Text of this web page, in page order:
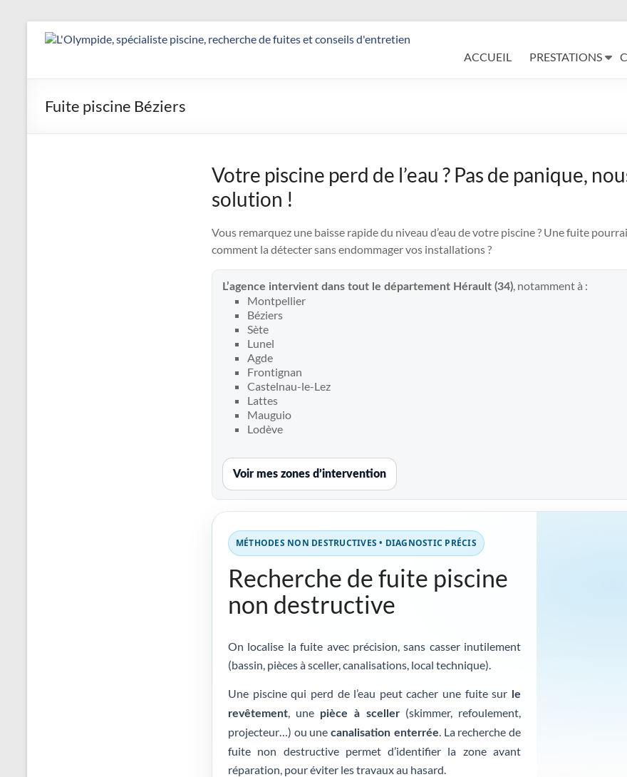
Détection
Réparation
ACCUEIL PRESTATIONS
Fuite piscine Béziers
Votre piscine perd de l’eau ? Pas de panique,
solution !
Vous remarquez une baisse rapide du niveau d’eau de votre piscine ? Une fuite
comment la détecter sans endommager vos installations ?
L’agence intervient dans tout le département Hérault (34), notamment à :
Montpellier
Béziers
Sète
Lunel
Agde
Frontignan
Castelnau-le-Lez
Lattes
Mauguio
Lodève
Voir mes zones d’intervention
MÉTHODES NON DESTRUCTIVES • DIAGNOSTIC PRÉCIS
Recherche de fuite piscine
non destructive
On localise la fuite avec précision, sans casser inutilement
(bassin, pièces à sceller, canalisations, local technique).
Une piscine qui perd de l’eau peut cacher une fuite sur
le
revêtement, une pièce à sceller (skimmer, refoulement,
projecteur…) ou unecanalisation enterrée. La recherche de
fuite non destructive permet d’identifier la zone avant
réparation, pour éviter les travaux au hasard.